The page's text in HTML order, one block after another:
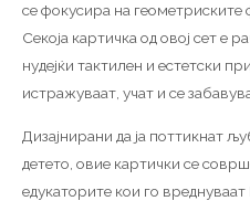
се фокусира на
Секоја картичка од овој сет е
нудејќи тактилен и естетски
истражуваат, учат и се
Дизајнирани да ја поттикнат
детето, овие картички се
едукаторите кои го